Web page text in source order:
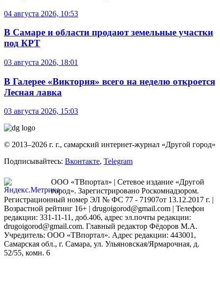
04 августа 2026, 10:53
В Самаре и области продают земельные участки
под КРТ
03 августа 2026, 18:01
В Галерее «Виктория» всего на неделю откроется
Лесная лавка
03 августа 2026, 15:03
© 2013–2026 г. г., самарский интернет-журнал «Другой город»
Подписывайтесь: Вконтакте, Telegram
ООО «ТВпортал» | Сетевое издание «Другой
город». Зарегистрировано Роскомнадзором.
Регистрационный номер ЭЛ № ФС 77 - 71907от 13.12.2017 г. |
Возрастной рейтинг 16+ | drugoigorod@gmail.com | Телефон
редакции: 331-11-11, доб.406, адрес эл.почты редакции:
drugoigorod@gmail.com. Главный редактор Фёдоров М.А.
Учредитель: ООО «ТВпортал». Адрес редакции: 443001,
Самарская обл., г. Самара, ул. Ульяновская/Ярмарочная, д.
52/55, комн. 6